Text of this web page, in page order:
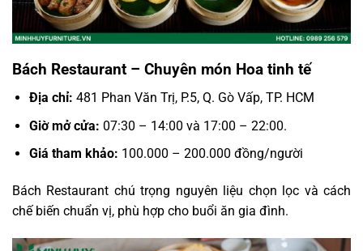
Bách Restaurant – Chuyên món Hoa tinh tế
Địa chỉ: 481 Phan Văn Trị, P.5, Q. Gò Vấp, TP. HCM
Giờ mở cửa: 07:30 – 14:00 và 17:00 – 22:00.
Giá tham khảo: 100.000 – 200.000 đồng/người
Bách Restaurant chú trọng nguyên liệu chọn lọc và cách
chế biến chuẩn vị, phù hợp cho buổi ăn gia đình.